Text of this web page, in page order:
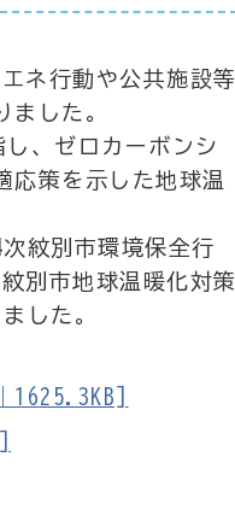
ネ行動や公共施設等
した。
、ゼロカーボンシ
応策を示した地球温
紋別市環境保全行
別市地球温暖化対策
した。
1625.3KB]